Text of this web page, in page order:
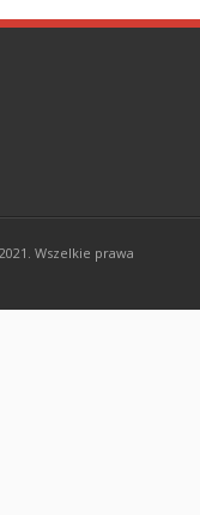
Wszelkie prawa